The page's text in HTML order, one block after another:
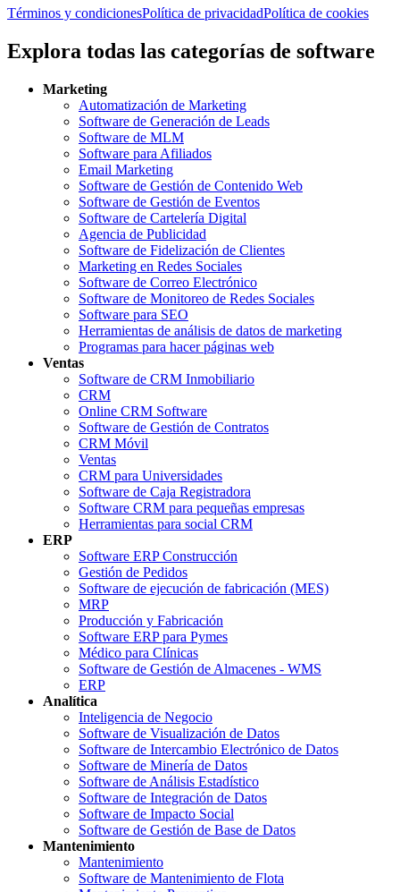
Términos y condicionesPolítica de privacidadPolítica de cookies
Explora todas las categorías de software
Marketing
Automatización de Marketing
Software de Generación de Leads
Software de MLM
Software para Afiliados
Email Marketing
Software de Gestión de Contenido Web
Software de Gestión de Eventos
Software de Cartelería Digital
Agencia de Publicidad
Software de Fidelización de Clientes
Marketing en Redes Sociales
Software de Correo Electrónico
Software de Monitoreo de Redes Sociales
Software para SEO
Herramientas de análisis de datos de marketing
Programas para hacer páginas web
Ventas
Software de CRM Inmobiliario
CRM
Online CRM Software
Software de Gestión de Contratos
CRM Móvil
Ventas
CRM para Universidades
Software de Caja Registradora
Software CRM para pequeñas empresas
Herramientas para social CRM
ERP
Software ERP Construcción
Gestión de Pedidos
Software de ejecución de fabricación (MES)
MRP
Producción y Fabricación
Software ERP para Pymes
Médico para Clínicas
Software de Gestión de Almacenes - WMS
ERP
Analítica
Inteligencia de Negocio
Software de Visualización de Datos
Software de Intercambio Electrónico de Datos
Software de Minería de Datos
Software de Análisis Estadístico
Software de Integración de Datos
Software de Impacto Social
Software de Gestión de Base de Datos
Mantenimiento
Mantenimiento
Software de Mantenimiento de Flota